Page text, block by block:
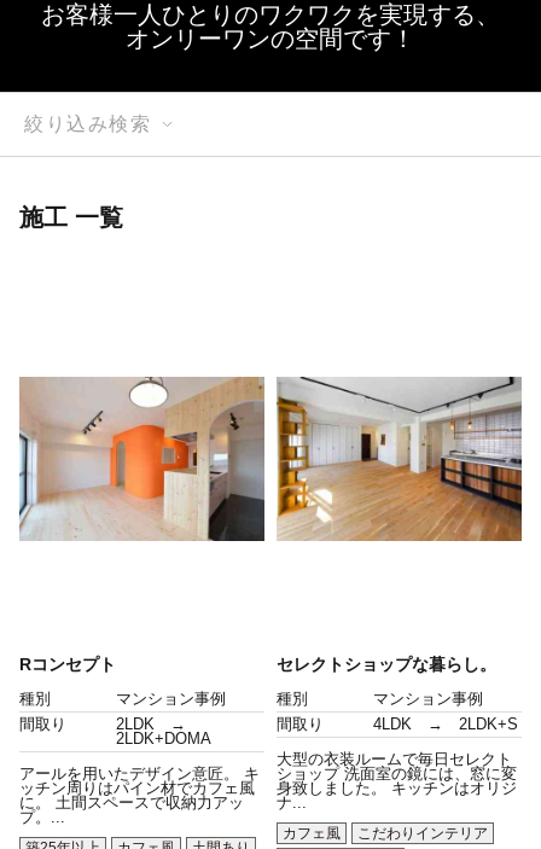
お客様一人ひとりのワクワクを実現する、
オンリーワンの空間です！
絞り込み検索
施工 一覧
Rコンセプト
種別
マンション事例
間取り
2LDK →
2LDK+DOMA
アールを用いたデザイン意匠。 キ
ッチン周りはパイン材でカフェ風
に。 土間スペースで収納力アッ
プ。...
セレクトショップな暮らし。
種別
マンション事例
間取り
4LDK → 2LDK+S
大型の衣装ルームで毎日セレクト
ショップ 洗面室の鏡には、窓に変
身致しました。 キッチンはオリジ
ナ...
カフェ風
こだわりインテリア